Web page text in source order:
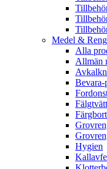
Medel &
Alla
Allmän
Bevara-
Fälgtvätt
Hygien